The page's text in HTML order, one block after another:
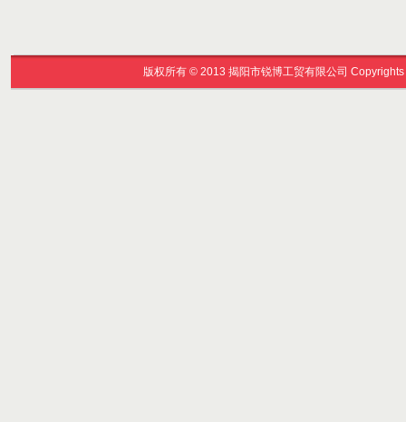
版权所有 ©2013 揭阳市锐博工贸有限公司 Copyrights